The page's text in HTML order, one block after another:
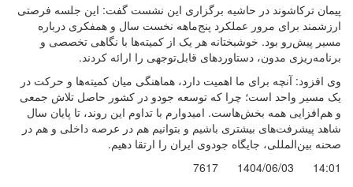
پیمان ترکاشوند در حاشیه برگزاری این نشست گفت: این جلسه فرصتی
ارزشمند برای مرور عملکرد پنج‌ماهه نخست سال و همفکری درباره
مسیر پیش‌رو بود. خوشبختانه هر یک از کمیته‌ها با نگاهی تخصصی و
برنامه‌ریزی مدون، دستاوردهای قابل‌توجهی را ارائه کردند.
وی افزود: آنچه برای ما اهمیت دارد، هماهنگی میان کمیته‌ها و حرکت در
یک مسیر واحد است؛ چرا که توسعه جودو در کشور حاصل تلاش جمعی
و هم‌افزایی همه بخش‌هاست. امیدوارم با تداوم این روند، تا پایان سال
شاهد پیشرفت‌های بیشتری باشیم و بتوانیم هم در عرصه داخلی و هم در
صحنه بین‌المللی، جایگاه جودوی ایران را ارتقا دهیم.
14:01
1404/06/03
7617